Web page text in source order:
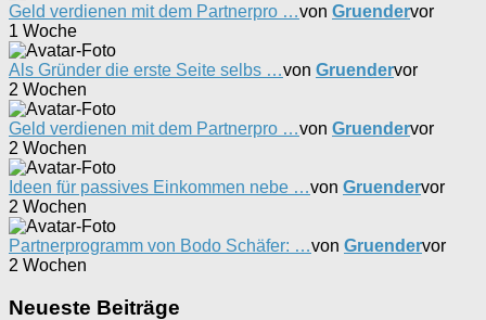
Geld verdienen mit dem Partnerpro …von Gruendervor
1 Woche
Als Gründer die erste Seite selbs …von Gruendervor
2 Wochen
Geld verdienen mit dem Partnerpro …von Gruendervor
2 Wochen
Ideen für passives Einkommen nebe …von Gruendervor
2 Wochen
Partnerprogramm von Bodo Schäfer: …von Gruendervor
2 Wochen
Neueste Beiträge